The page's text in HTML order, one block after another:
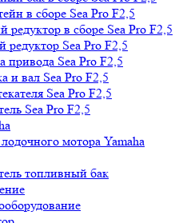
в сборе Sea Pro F2,5
редуктор в сборе Sea Pro F2,5
Sea Pro F2,5
привода Sea Pro F2,5
и вал Sea Pro F2,5
Sea Pro F2,5
Sea Pro F2,5
мотора Yamaha
топливный бак